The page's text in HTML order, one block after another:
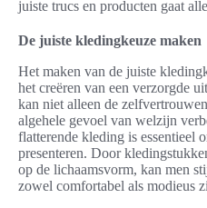
juiste trucs en producten gaat
De juiste kledingkeuze maken
Het maken van de juiste
het creëren van een verzorgde
kan niet alleen de
algehele gevoel van welzijn
flatterende kleding is essentieel
presenteren. Door
op de lichaamsvorm, kan men
zowel comfortabel als modieus